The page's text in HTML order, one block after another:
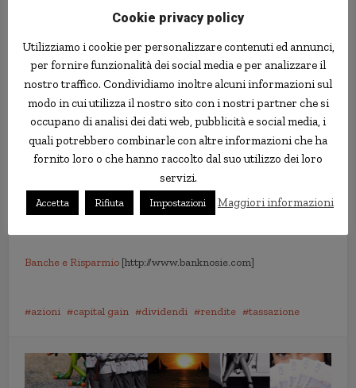
cosiddete “rendite finanziarie” prevede un’aliquota più elevata.
soggette ad una minore imposizione fiscale, e quindi in grado di
produrre più utili.
Quindi al limite un’idea “sensata” potrebbe al limite essere
quella di alzare la tassazione sulle rendite finanziarie, ma
ridurre in proporzione quelle sull’attività delle imprese, in modo
da mettere queste ultime in condizioni di sfruttare maggiori
risorse economiche, favorendo così una loro crescita, con
potenziali ricadute positive più che proporzionali su noi
lavoratori, noi investitori, noi cittadini. Ma ovviamente
Banche e Risparmio [http://www.banknosie.com]
azioni capital gain dividendi rendite tassazione
Cookie privacy policy
Utilizziamo i cookie per personalizzare contenuti ed annunci,
per fornire funzionalità dei social media e per analizzare il
nostro traffico. Condividiamo inoltre alcuni informazioni sul
modo in cui utilizza il nostro sito con i nostri partner che si
occupano di analisi dei dati web, pubblicità e social media, i
quali potrebbero combinarle con altre informazioni che ha
fornito loro o che hanno raccolto dal suo utilizzo dei loro
servizi.
Accetta Rifiuta Impostazioni Maggiori informazioni